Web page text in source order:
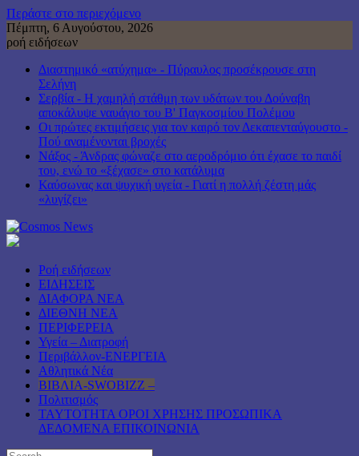
Περάστε στο περιεχόμενο
Πέμπτη, 6 Αυγούστου, 2026
ροή ειδήσεων
Διαστημικό «ατύχημα» - Πύραυλος προσέκρουσε στη
Σελήνη
Σερβία - Η χαμηλή στάθμη των υδάτων του Δούναβη
αποκάλυψε ναυάγιο του Β' Παγκοσμίου Πολέμου
Οι πρώτες εκτιμήσεις για τον καιρό τον Δεκαπενταύγουστο -
Πού αναμένονται βροχές
Νάξος - Άνδρας φώναζε στο αεροδρόμιο ότι έχασε το παιδί
του, ενώ το «ξέχασε» στο κατάλυμα
Καύσωνας και ψυχική υγεία - Γιατί η πολλή ζέστη μάς
«λυγίζει»
Ροή ειδήσεων
ΕΙΔΗΣΕΙΣ
ΔΙΑΦΟΡΑ ΝΕΑ
ΔΙΕΘΝΗ ΝΕΑ
ΠΕΡΙΦΕΡΕΙΑ
Υγεία – Διατροφή
Περιβάλλον-ΕΝΕΡΓΕΙΑ
Αθλητικά Νέα
ΒΙΒΛΙΑ-SWOBIZZ –
Πολιτισμός
TAYTOTHTA ΟΡΟΙ ΧΡΗΣΗΣ ΠΡΟΣΩΠΙΚΑ
ΔΕΔΟΜΕΝΑ ΕΠΙΚΟΙΝΩΝΙΑ